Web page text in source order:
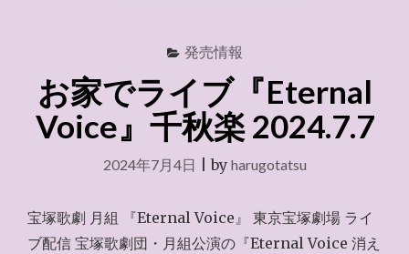
塚
劇
チ
ッ
ト"
発売情報
お家でライブ『Eternal
Voice』千秋楽 2024.7.7
2024年7月4日 |by harugotatsu
宝塚歌劇 月組 『Eternal Voice』 東京宝塚劇場 ライ
ブ配信 宝塚歌劇団・月組公演の『Eternal Voice 消え